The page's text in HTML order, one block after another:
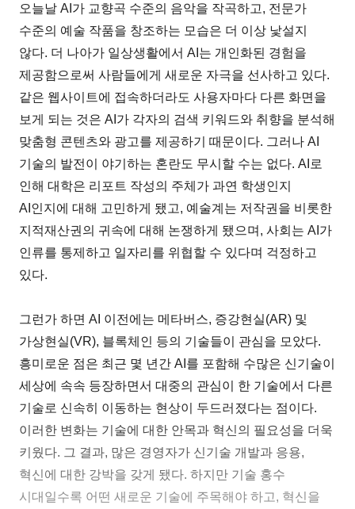
오늘날 AI가 교향곡 수준의 음악을 작곡하고, 전문가
수준의 예술 작품을 창조하는 모습은 더 이상 낯설지
않다. 더 나아가 일상생활에서 AI는 개인화된 경험을
제공함으로써 사람들에게 새로운 자극을 선사하고 있다.
같은 웹사이트에 접속하더라도 사용자마다 다른 화면을
보게 되는 것은 AI가 각자의 검색 키워드와 취향을 분석해
맞춤형 콘텐츠와 광고를 제공하기 때문이다. 그러나 AI
기술의 발전이 야기하는 혼란도 무시할 수는 없다. AI로
인해 대학은 리포트 작성의 주체가 과연 학생인지
AI인지에 대해 고민하게 됐고, 예술계는 저작권을 비롯한
지적재산권의 귀속에 대해 논쟁하게 됐으며, 사회는 AI가
인류를 통제하고 일자리를 위협할 수 있다며 걱정하고
있다.
그런가 하면 AI 이전에는 메타버스, 증강현실(AR) 및
가상현실(VR), 블록체인 등의 기술들이 관심을 모았다.
흥미로운 점은 최근 몇 년간 AI를 포함해 수많은 신기술이
세상에 속속 등장하면서 대중의 관심이 한 기술에서 다른
기술로 신속히 이동하는 현상이 두드러졌다는 점이다.
이러한 변화는 기술에 대한 안목과 혁신의 필요성을 더욱
키웠다. 그 결과, 많은 경영자가 신기술 개발과 응용,
혁신에 대한 강박을 갖게 됐다. 하지만 기술 홍수
시대일수록 어떤 새로운 기술에 주목해야 하고, 혁신을